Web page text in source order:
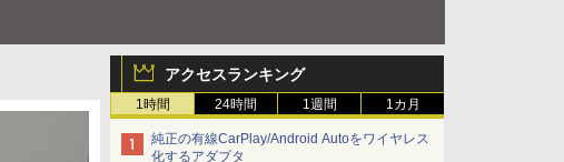
アクセスランキング
1時間 24時間 1週間 1カ月
純正の有線CarPlay/Android Autoをワイヤレス
化するアダプタ